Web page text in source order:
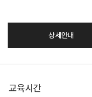
상세안내
교육시간